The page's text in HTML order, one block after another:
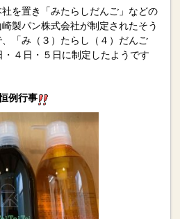
を置き「みたらしだんご」などの
製パン株式会社が制定されたそう
「み（３）たらし（４）だんご
・４日・５日に制定したようです
例行事